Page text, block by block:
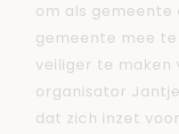
om als gemeente
gemeente mee
veiliger te maken
organisator
dat zich inzet